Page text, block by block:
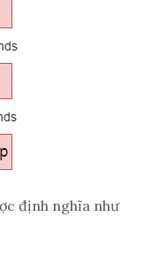
định nghĩa như